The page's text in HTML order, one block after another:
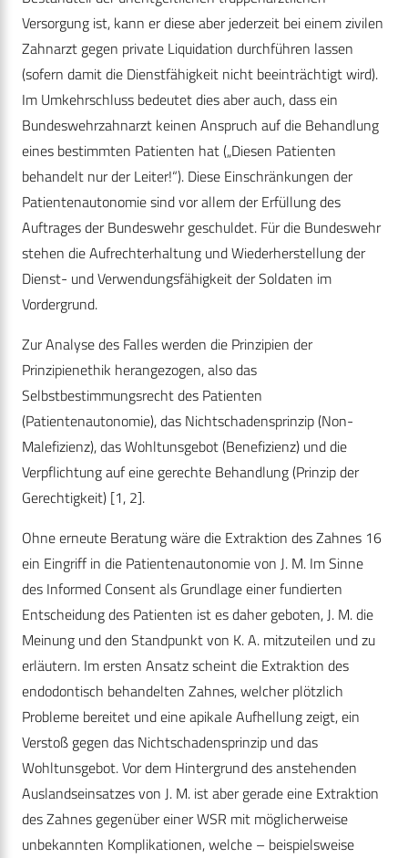
Versorgung ist, kann er diese aber jederzeit bei einem zivilen
Zahnarzt gegen private Liquidation durchführen lassen
(sofern damit die Dienstfähigkeit nicht beeinträchtigt wird).
Im Umkehrschluss bedeutet dies aber auch, dass ein
Bundeswehrzahnarzt keinen Anspruch auf die Behandlung
eines bestimmten Patienten hat („Diesen Patienten
behandelt nur der Leiter!“). Diese Einschränkungen der
Patientenautonomie sind vor allem der Erfüllung des
Auftrages der Bundeswehr geschuldet. Für die Bundeswehr
stehen die Aufrechterhaltung und Wiederherstellung der
Dienst- und Verwendungsfähigkeit der Soldaten im
Vordergrund.
Zur Analyse des Falles werden die Prinzipien der
Prinzipienethik herangezogen, also das
Selbstbestimmungsrecht des Patienten
(Patientenautonomie), das Nichtschadensprinzip (Non-
Malefizienz), das Wohltunsgebot (Benefizienz) und die
Verpflichtung auf eine gerechte Behandlung (Prinzip der
Gerechtigkeit) [1, 2].
Ohne erneute Beratung wäre die Extraktion des Zahnes 16
ein Eingriff in die Patientenautonomie von J. M. Im Sinne
des Informed Consent als Grundlage einer fundierten
Entscheidung des Patienten ist es daher geboten, J. M. die
Meinung und den Standpunkt von K. A. mitzuteilen und zu
erläutern. Im ersten Ansatz scheint die Extraktion des
endodontisch behandelten Zahnes, welcher plötzlich
Probleme bereitet und eine apikale Aufhellung zeigt, ein
Verstoß gegen das Nichtschadensprinzip und das
Wohltunsgebot. Vor dem Hintergrund des anstehenden
Auslandseinsatzes von J. M. ist aber gerade eine Extraktion
des Zahnes gegenüber einer WSR mit möglicherweise
unbekannten Komplikationen, welche – beispielsweise